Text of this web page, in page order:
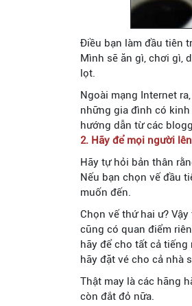
Điều bạn làm đầu tiên
Mình sẽ ăn gì, chơi gì,
lọt.
Ngoài mạng Internet
những gia đình có
hướng dẫn từ các
2. Hãy để mọi người
Hãy tự hỏi bản thân
Nếu bạn chọn vế đầu
muốn đến.
Chọn vế thứ hai ư?
cũng có quan điểm
hãy để cho tất cả
hãy đặt vé cho cả nhà
Thật may là các hãng
còn đắt đỏ nữa.